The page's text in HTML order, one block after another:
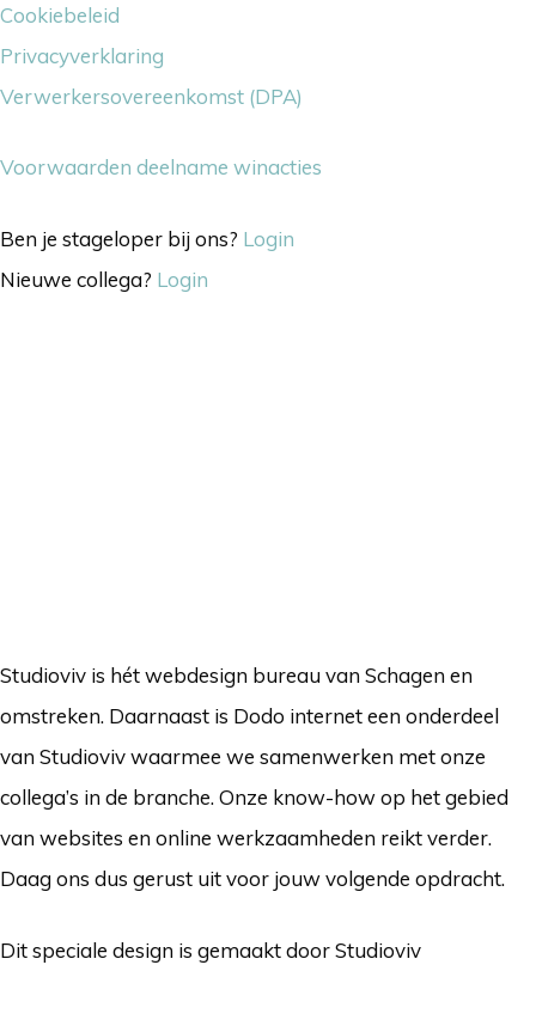
Cookiebeleid
Privacyverklaring
Verwerkersovereenkomst (DPA)
Voorwaarden deelname winacties
Ben je stageloper bij ons? Login
Nieuwe collega? Login
Studioviv is hét webdesign bureau van Schagen en
omstreken. Daarnaast is Dodo internet een onderdeel
van Studioviv waarmee we samenwerken met onze
collega’s in de branche. Onze know-how op het gebied
van websites en online werkzaamheden reikt verder.
Daag ons dus gerust uit voor jouw volgende opdracht.
Dit speciale design is gemaakt door Studioviv